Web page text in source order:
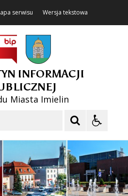
serwisu Wersja tekstowa
INFORMACJI
Miasta Imielin